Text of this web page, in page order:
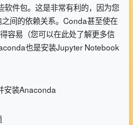
件包。这是非常有利的，因为您
间的依赖关系。Conda甚至使在
容易（您可以在此处了解更多信
也是安装Jupyter Notebook
安装Anaconda